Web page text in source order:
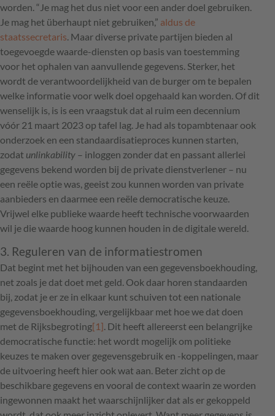
worden. “Je mag het dus niet voor een ander doel gebruiken.
Je mag het überhaupt niet gebruiken,” aldus de
staatssecretaris. Maar diverse private partijen bieden al
toegevoegde waarde-diensten op basis van toestemming
voor het ophalen van aanvullende gegevens. Sterker, het
wordt de verantwoordelijkheid van de burger om te bepalen
welke informatie voor welk doel opgehaald kan worden. Of dit
wenselijk is, is is een vraagstuk dat al ruim een decennium
vóór 21 maart 2023 op tafel lag. Je had als topambtenaar ook
onderzoek en een standaardisatieproces kunnen starten,
zodat unlinkability – inloggen zonder dat en passant allerlei
gegevens bekend worden bij de private dienstverlener – nu
een reële optie was, geeist zou kunnen worden van private
aanbieders en daarmee een reële democratische keuze.
Vrijwel elke publieke waarde heeft technische voorwaarden
wil je die waarde hoog kunnen houden in de digitale wereld.
3. Reguleren van de informatiestromen
Dat begint met het bijhouden van een gegevensboekhouding,
net zoals je dat doet met geld. Ook daar horen standaarden
bij, zodat je er ze in elkaar kunt schuiven tot een nationale
gegevensboekhouding, vergelijkbaar met hoe we dat doen
met de Rijksbegroting[1]. Dit heeft allereerst een belangrijke
democratische functie: het wordt mogelijk om politieke
keuzes te maken over gegevensgebruik en -koppelingen, maar
de uitvoering heeft hier ook wat aan. Beter zicht op de
beschikbare gegevens en vooral de context waarin ze worden
ingewonnen maakt het waarschijnlijker dat als er gekoppeld